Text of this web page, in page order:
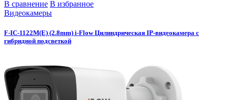
В сравнение В избранное
Видеокамеры
F-IC-1122M(E) (2.8mm) i-Flow Цилиндрическая IP-видеокамера с
гибридной подсветкой